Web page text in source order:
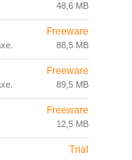
48,6 MB
Freeware
88,5 MB
Freeware
89,5 MB
Freeware
12,5 MB
Trial